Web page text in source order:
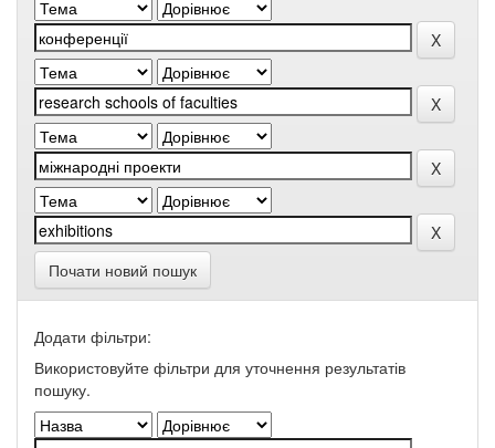
Почати новий пошук
Додати фільтри:
Використовуйте фільтри для уточнення результатів
пошуку.